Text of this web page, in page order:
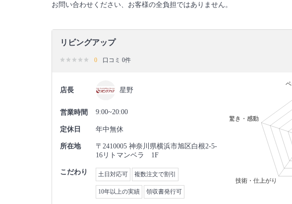
お問い合わせください、お客様の全負担ではありません。
リビングアップ
0 口コミ 0件
店長 星野
営業時間 9:00~20:00
定休日 年中無休
所在地
〒2410005 神奈川県横浜市旭区白根2-5-
16リトマンベラ 1F
こだわり 土日対応可 複数注文で割引
10年以上の実績 領収書発行可